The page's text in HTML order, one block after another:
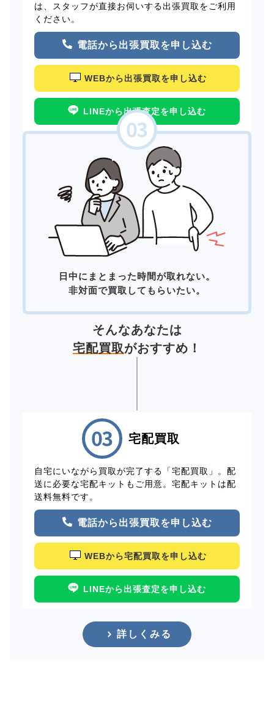
は、スタッフが直接お伺いする出張買取をご利用
ください。
電話から出張買取を申し込む
WEBから出張買取を申し込む
LINEから出張査定を申し込む
日中にまとまった時間が取れない。
非対面で買取してもらいたい。
そんなあなたは
宅配買取がおすすめ！
宅配買取
自宅にいながら買取が完了する「宅配買取」。配
送に必要な宅配キットもご用意。宅配キットは配
送料無料です。
電話から出張買取を申し込む
WEBから宅配買取を申し込む
LINEから出張査定を申し込む
詳しくみる